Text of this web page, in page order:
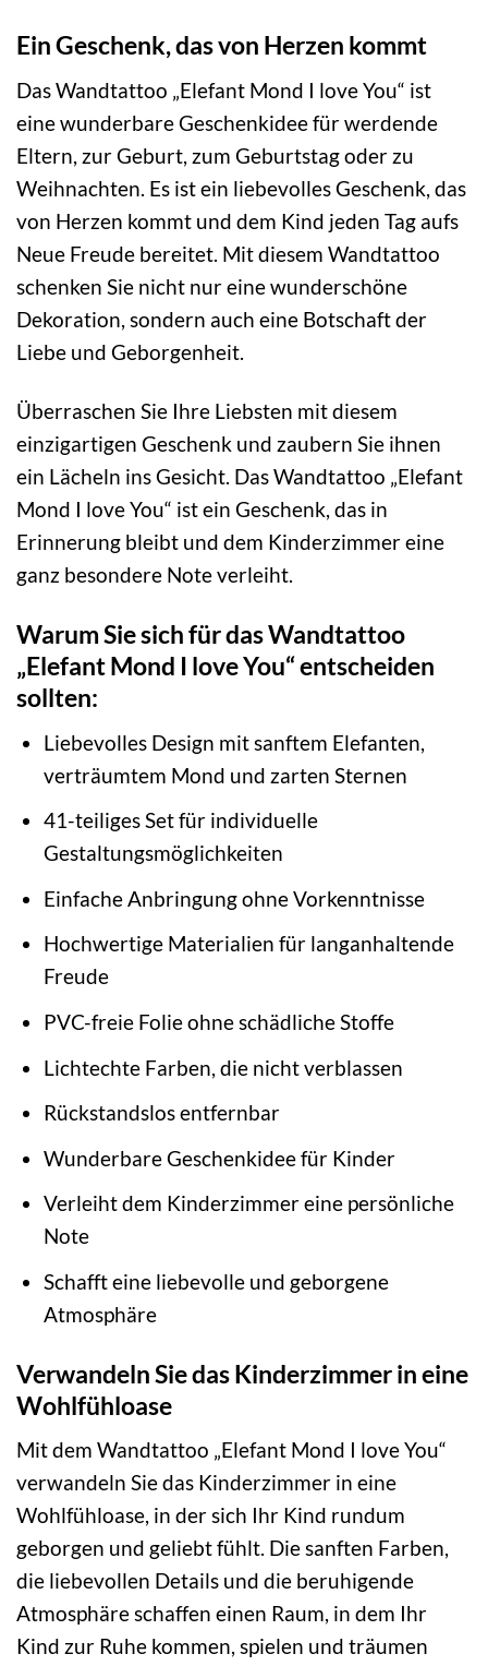
Ein Geschenk, das von Herzen kommt
Das Wandtattoo „Elefant Mond I love You“ ist
eine wunderbare Geschenkidee für werdende
Eltern, zur Geburt, zum Geburtstag oder zu
Weihnachten. Es ist ein liebevolles Geschenk, das
von Herzen kommt und dem Kind jeden Tag aufs
Neue Freude bereitet. Mit diesem Wandtattoo
schenken Sie nicht nur eine wunderschöne
Dekoration, sondern auch eine Botschaft der
Liebe und Geborgenheit.
Überraschen Sie Ihre Liebsten mit diesem
einzigartigen Geschenk und zaubern Sie ihnen
ein Lächeln ins Gesicht. Das Wandtattoo „Elefant
Mond I love You“ ist ein Geschenk, das in
Erinnerung bleibt und dem Kinderzimmer eine
ganz besondere Note verleiht.
Warum Sie sich für das Wandtattoo
„Elefant Mond I love You“ entscheiden
sollten:
Liebevolles Design mit sanftem Elefanten,
verträumtem Mond und zarten Sternen
41-teiliges Set für individuelle
Gestaltungsmöglichkeiten
Einfache Anbringung ohne Vorkenntnisse
Hochwertige Materialien für langanhaltende
Freude
PVC-freie Folie ohne schädliche Stoffe
Lichtechte Farben, die nicht verblassen
Rückstandslos entfernbar
Wunderbare Geschenkidee für Kinder
Verleiht dem Kinderzimmer eine persönliche
Note
Schafft eine liebevolle und geborgene
Atmosphäre
Verwandeln Sie das Kinderzimmer in eine
Wohlfühloase
Mit dem Wandtattoo „Elefant Mond I love You“
verwandeln Sie das Kinderzimmer in eine
Wohlfühloase, in der sich Ihr Kind rundum
geborgen und geliebt fühlt. Die sanften Farben,
die liebevollen Details und die beruhigende
Atmosphäre schaffen einen Raum, in dem Ihr
Kind zur Ruhe kommen, spielen und träumen